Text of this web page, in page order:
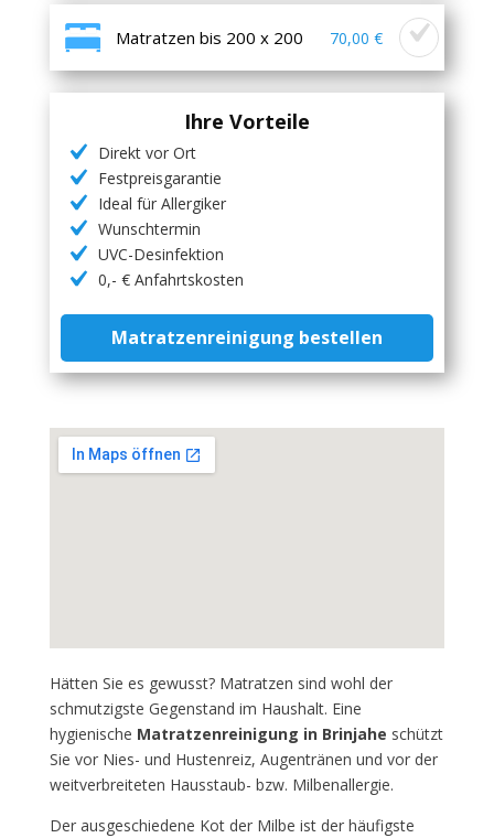
Matratzen bis 200 x 200 70,00 €
Ihre Vorteile
Direkt vor Ort
Festpreisgarantie
Ideal für Allergiker
Wunschtermin
UVC-Desinfektion
0,- € Anfahrtskosten
Matratzenreinigung bestellen
Hätten Sie es gewusst? Matratzen sind wohl der
schmutzigste Gegenstand im Haushalt. Eine
hygienische Matratzenreinigung in Brinjahe schützt
Sie vor Nies- und Hustenreiz, Augentränen und vor der
weitverbreiteten Hausstaub- bzw. Milbenallergie.
Der ausgeschiedene Kot der Milbe ist der häufigste